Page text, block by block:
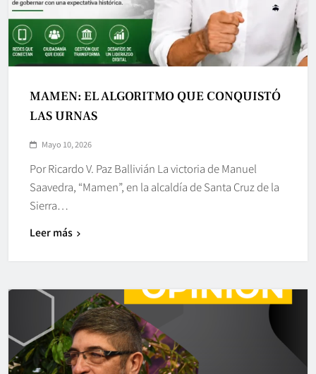
MAMEN: EL ALGORITMO QUE CONQUISTÓ
LAS URNAS
Mayo 10, 2026
Por Ricardo V. Paz Ballivián La victoria de Manuel
Saavedra, “Mamen”, en la alcaldía de Santa Cruz de la
Sierra…
Leer más